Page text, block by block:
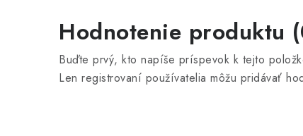
Hodnotenie produktu
Buďte prvý, kto napíše príspevok k tejto
Len registrovaní používatelia môžu pridávať